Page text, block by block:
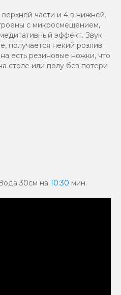
части и 4 в нижней.
с микросмещением,
эффект. Звук
получается некий розлив.
есть резиновые ножки, что
столе или полу без потери
30см на 10:30 мин.